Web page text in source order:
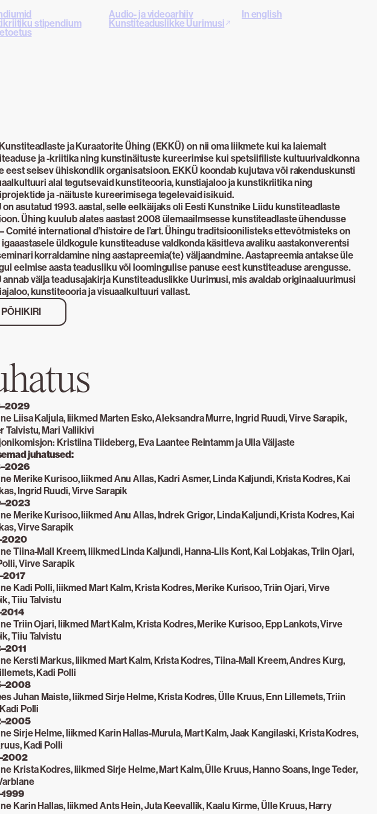
stipendium
Audio- ja videoarhiiv
Kunstiteaduslikke Uurimusi
In english
ja Kuraatorite Ühing (EKKÜ) on nii oma liikmete kui ka laiemalt
ja -kriitika ning kunstinäituste kureerimise kui spetsiifiliste kultuurivaldkonna
eest seisev ühiskondlik organisatsioon. EKKÜ koondab kujutava või rakenduskunsti
alal tegutsevaid kunstiteooria, kunstiajaloo ja kunstikriitika ning
ja -näituste kureerimisega tegelevaid isikuid.
on asutatud 1993. aastal, selle eelkäijaks oli Eesti Kunstnike Liidu kunstiteadlaste
Ühing kuulub alates aastast 2008 ülemaailmsesse kunstiteadlaste ühendusse
Comité international d’histoire de l’art. Ühingu traditsioonilisteks ettevõtmisteks on
üldkogule kunstiteaduse valdkonda käsitleva avaliku aastakonverentsi
korraldamine ning aastapreemia(te) väljaandmine. Aastapreemia antakse üle
eelmise aasta teadusliku või loomingulise panuse eest kunstiteaduse arengusse.
annab välja teadusajakirja Kunstiteaduslikke Uurimusi, mis avaldab originaaluurimusi
kunstiteooria ja visuaalkultuuri vallast.
PÕHIKIRI
Liisa Kaljula, liikmed Marten Esko, Aleksandra Murre, Ingrid Ruudi, Virve Sarapik,
Talvistu, Mari Vallikivi
Kristiina Tiideberg, Eva Laantee Reintamm ja Ulla Väljaste
juhatused:
Merike Kurisoo, liikmed Anu Allas, Kadri Asmer, Linda Kaljundi, Krista Kodres, Kai
Ingrid Ruudi, Virve Sarapik
Merike Kurisoo, liikmed Anu Allas, Indrek Grigor, Linda Kaljundi, Krista Kodres, Kai
Virve Sarapik
Tiina-Mall Kreem, liikmed Linda Kaljundi, Hanna-Liis Kont, Kai Lobjakas, Triin Ojari,
Virve Sarapik
Kadi Polli, liikmed Mart Kalm, Krista Kodres, Merike Kurisoo, Triin Ojari, Virve
Tiiu Talvistu
Triin Ojari, liikmed Mart Kalm, Krista Kodres, Merike Kurisoo, Epp Lankots, Virve
Tiiu Talvistu
Kersti Markus, liikmed Mart Kalm, Krista Kodres, Tiina-Mall Kreem, Andres Kurg,
Kadi Polli
Juhan Maiste, liikmed Sirje Helme, Krista Kodres, Ülle Kruus, Enn Lillemets, Triin
Polli
Sirje Helme, liikmed Karin Hallas-Murula, Mart Kalm, Jaak Kangilaski, Krista Kodres,
Kadi Polli
Krista Kodres, liikmed Sirje Helme, Mart Kalm, Ülle Kruus, Hanno Soans, Inge Teder,
Karin Hallas, liikmed Ants Hein, Juta Keevallik, Kaalu Kirme, Ülle Kruus, Harry